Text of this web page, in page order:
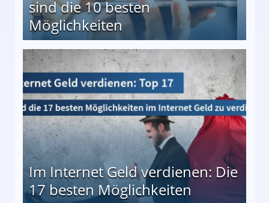
sind die 10 besten
Möglichkeiten
besten Möglichkeiten
Im Internet Geld verdienen: Die
17 besten Möglichkeiten